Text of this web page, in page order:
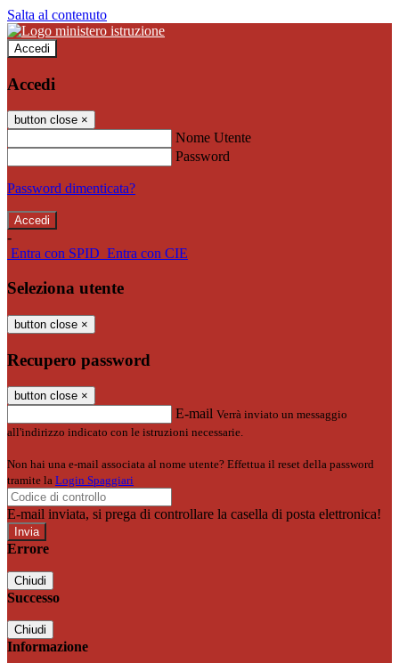
Salta al contenuto
Accedi
Accedi
button close ×
Nome Utente
Password
Password dimenticata?
-
Entra con SPID Entra con CIE
Seleziona utente
button close ×
Recupero password
button close ×
E-mail Verrà inviato un messaggio
all'indirizzo indicato con le istruzioni necessarie.
Non hai una e-mail associata al nome utente? Effettua il reset della password
tramite la Login Spaggiari
E-mail inviata, si prega di controllare la casella di posta elettronica!
Errore
Chiudi
Successo
Chiudi
Informazione